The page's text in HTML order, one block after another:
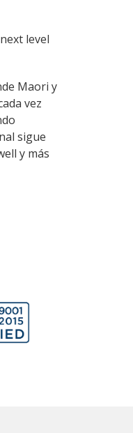
level
Maori y
vez
sigue
y más